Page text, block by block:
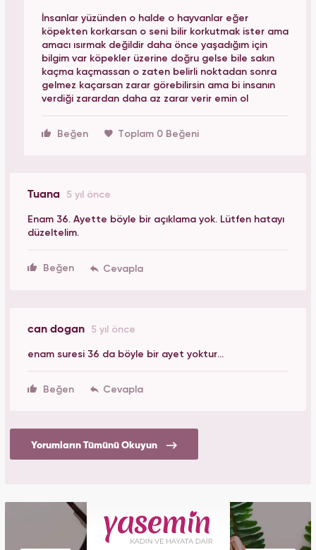
İnsanlar yüzünden o halde o hayvanlar eğer
köpekten korkarsan o seni bilir korkutmak ister ama
amacı ısırmak değildir daha önce yaşadığım için
bilgim var köpekler üzerine doğru gelse bile sakın
kaçma kaçmassan o zaten belirli noktadan sonra
gelmez kaçarsan zarar görebilirsin ama bi insanın
verdiği zarardan daha az zarar verir emin ol
Beğen Toplam 0 Beğeni
Tuana 5 yıl önce
Enam 36. Ayette böyle bir açıklama yok. Lütfen hatayı
düzeltelim.
Beğen
can dogan 5 yıl önce
enam suresi 36 da böyle bir ayet yoktur...
Beğen
Yorumların Tümünü Okuyun